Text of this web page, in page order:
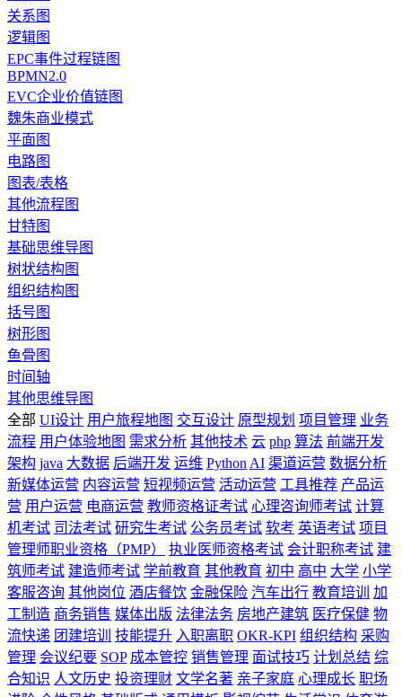
关系图
逻辑图
EPC事件过程链图
BPMN2.0
EVC企业价值链图
魏朱商业模式
平面图
电路图
图表/表格
其他流程图
甘特图
基础思维导图
树状结构图
组织结构图
括号图
树形图
鱼骨图
时间轴
其他思维导图
全部 UI设计 用户旅程地图 交互设计 原型规划 项目管理 业务
流程 用户体验地图 需求分析 其他技术 云 php 算法 前端开发
架构 java 大数据 后端开发 运维 Python AI 渠道运营 数据分析
新媒体运营 内容运营 短视频运营 活动运营 工具推荐 产品运
营 用户运营 电商运营 教师资格证考试 心理咨询师考试 计算
机考试 司法考试 研究生考试 公务员考试 软考 英语考试 项目
管理师职业资格（PMP）
执业医师资格考试 会计职称考试 建
筑师考试 建造师考试 学前教育 其他教育 初中 高中 大学 小学
客服咨询 其他岗位 酒店餐饮 金融保险 汽车出行 教育培训
加
工制造 商务销售 媒体出版 法律法务 房地产建筑 医疗保健 物
流快递 团建培训 技能提升 入职离职 OKR-KPI 组织结构 采购
管理 会议纪要 SOP 成本管控 销售管理 面试技巧 计划总结 综
合知识 人文历史 投资理财 文学名著 亲子家庭 心理成长 职场